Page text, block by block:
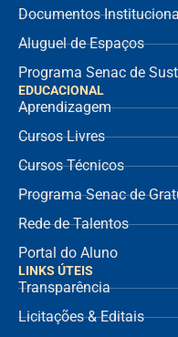
Documentos
Aluguel de Espaços
Programa Senac de
EDUCACIONAL
Aprendizagem
Cursos Livres
Cursos Técnicos
Programa Senac de
Rede de Talentos
Portal do Aluno
LINKS ÚTEIS
Transparência
Licitações & Editais